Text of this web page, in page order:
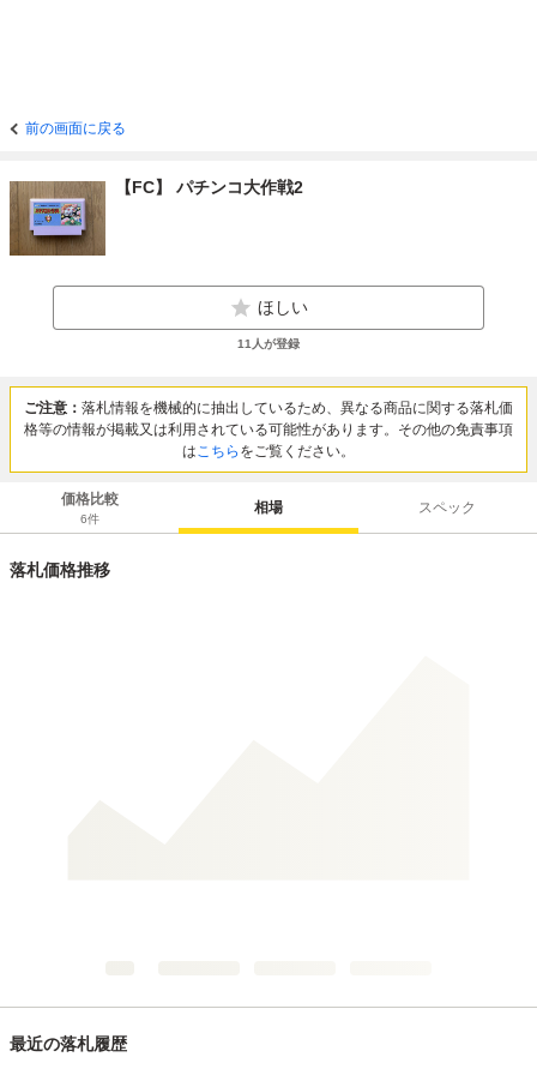
前の画面に戻る
【FC】 パチンコ大作戦2
ほしい
11 人が登録
ご注意： 落札情報を機械的に抽出しているため、異なる商品に関する落札価
格等の情報が掲載又は利用されている可能性があります。その他の免責事項
はこちら をご覧ください。
価格比較
6件
相場 スペック
落札価格推移
最近の落札履歴